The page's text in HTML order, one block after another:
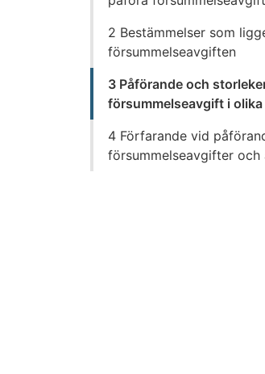
innehållet
2 Bestämmelser som
försummelseavgiften
3 Påförande och
försummelseavgift i
4 Förfarande vid
försummelseavgifter och